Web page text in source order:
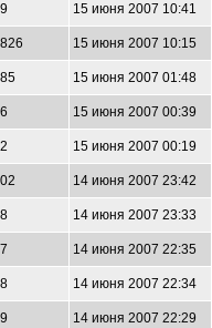
15 июня 2007 10:41
15 июня 2007 10:15
15 июня 2007 01:48
15 июня 2007 00:39
15 июня 2007 00:19
14 июня 2007 23:42
14 июня 2007 23:33
14 июня 2007 22:35
14 июня 2007 22:34
14 июня 2007 22:29